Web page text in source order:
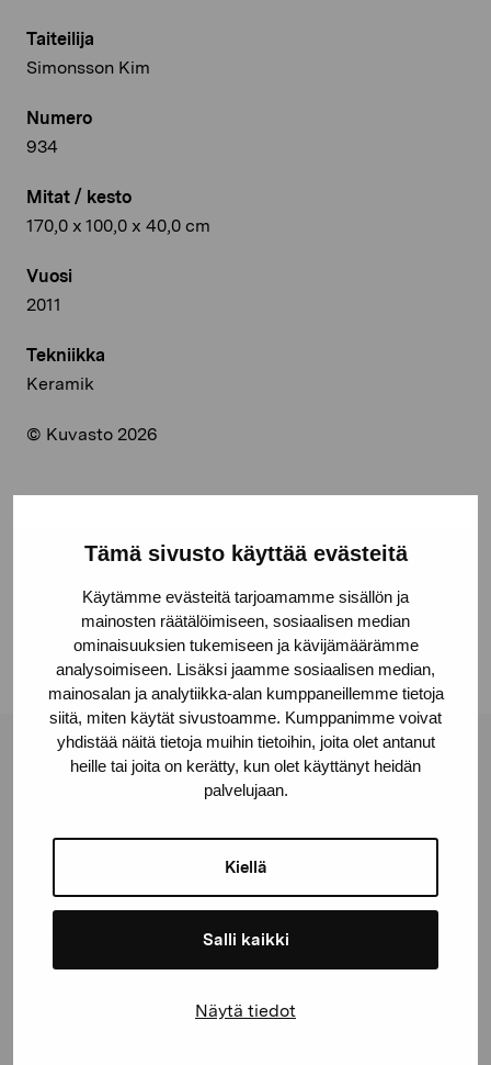
Tämä sivusto käyttää evästeitä
Käytämme evästeitä tarjoamamme sisällön ja
mainosten räätälöimiseen, sosiaalisen median
ominaisuuksien tukemiseen ja kävijämäärämme
analysoimiseen. Lisäksi jaamme sosiaalisen median,
mainosalan ja analytiikka-alan kumppaneillemme tietoja
siitä, miten käytät sivustoamme. Kumppanimme voivat
yhdistää näitä tietoja muihin tietoihin, joita olet antanut
heille tai joita on kerätty, kun olet käyttänyt heidän
palvelujaan.
Kiellä
Salli kaikki
Näytä tiedot
Taiteilija
Simonsson Kim
Numero
934
Mitat / kesto
170,0 x 100,0 x 40,0 cm
Vuosi
2011
Tekniikka
Keramik
© Kuvasto 2026
Facebook
Linkedin
Pro Artibus -säätiö
Kustaa Vaasan katu 11
proartibus@proartibus.fi